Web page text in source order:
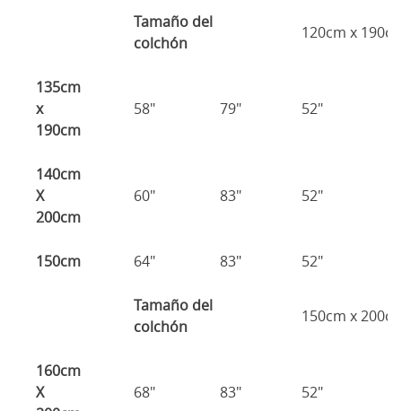
Tamaño del
colchón
120cm x
135cm
x
190cm
58" 79" 52"
140cm
X
200cm
60" 83" 52"
150cm 64" 83" 52"
Tamaño del
colchón
150cm x
160cm
X
68" 83" 52"